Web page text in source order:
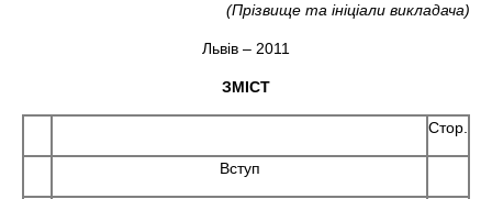
(Прізвище та ініціали викладача)
Львів – 2011
ЗМІСТ
Стор.
Вступ